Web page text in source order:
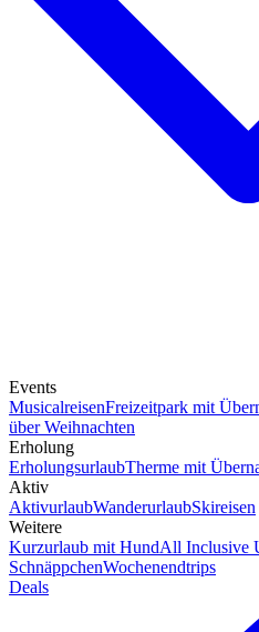
Events
MusicalreisenFreizeitpark mit
über Weihnachten
Erholung
ErholungsurlaubTherme mit
Aktiv
AktivurlaubWanderurlaubSkireisen
Weitere
Kurzurlaub mit HundAll Inclusive
SchnäppchenWochenendtrips
Deals